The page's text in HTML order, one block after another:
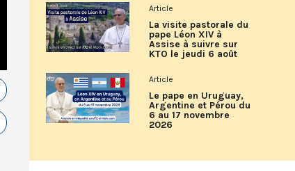
Article
La visite pastorale du
pape Léon XIV à
Assise à suivre sur
KTO le jeudi 6 août
Article
Le pape en Uruguay,
Argentine et Pérou du
6 au 17 novembre
2026